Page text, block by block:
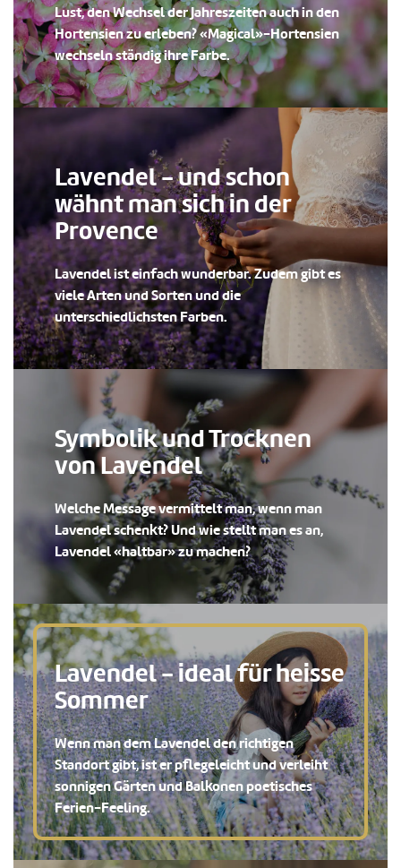
Lust, den Wechsel der Jahreszeiten auch in den
Hortensien zu erleben? «Magical»-Hortensien
wechseln ständig ihre Farbe.
Lavendel - und schon
wähnt man sich in der
Provence
Lavendel ist einfach wunderbar. Zudem gibt es
viele Arten und Sorten und die
unterschiedlichsten Farben.
Symbolik und Trocknen
von Lavendel
Welche Message vermittelt man, wenn man
Lavendel schenkt? Und wie stellt man es an,
Lavendel «haltbar» zu machen?
Lavendel - ideal für heisse
Sommer
Wenn man dem Lavendel den richtigen
Standort gibt, ist er pflegeleicht und verleiht
sonnigen Gärten und Balkonen poetisches
Ferien-Feeling.